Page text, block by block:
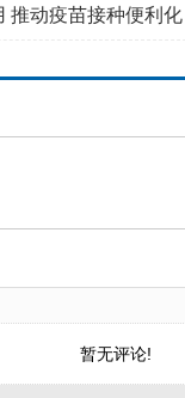
推动疫苗接种便利化
暂无评论!